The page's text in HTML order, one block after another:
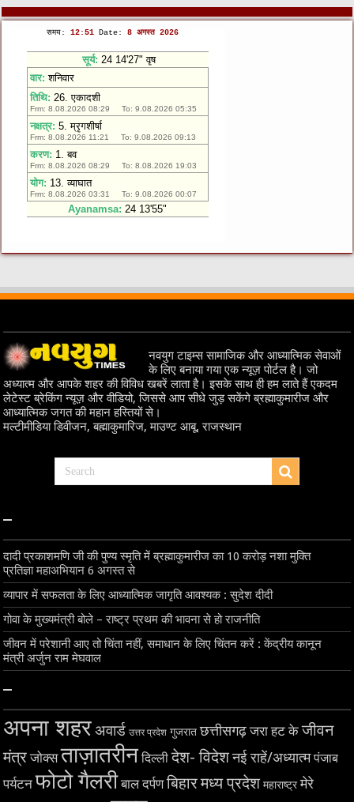
नवयुग टाइम्स सामाजिक और आध्यात्मिक सेवाओं
के लिए बनाया गया एक न्यूज़ पोर्टल है। जो
अध्यात्म और आपके शहर की विविध खबरें लाता है। इसके साथ ही हम लाते हैं एकदम
लेटेस्ट ब्रेकिंग न्यूज़ और वीडियो, जिससे आप सीधे जुड़ सकेंगे ब्रह्माकुमारीज और
आध्यात्मिक जगत की महान हस्तियों से।
मल्टीमीडिया डिवीजन, बह्माकुमारिज, माउण्ट आबू, राजस्थान
–
दादी प्रकाशमणि जी की पुण्य स्मृति में ब्रह्माकुमारीज का 10 करोड़ नशा मुक्ति
प्रतिज्ञा महाअभियान 6 अगस्त से
व्यापार में सफलता के लिए आध्यात्मिक जागृति आवश्यक : सुदेश दीदी
गोवा के मुख्यमंत्री बोले – राष्ट्र प्रथम की भावना से हो राजनीति
जीवन में परेशानी आए तो चिंता नहीं, समाधान के लिए चिंतन करें : केंद्रीय कानून
मंत्री अर्जुन राम मेघवाल
–
अपना शहर अवार्ड उत्तर प्रदेश गुजरात छत्तीसगढ़ जरा हट के जीवन
मंत्र जोक्स ताज़ातरीन दिल्ली देश- विदेशनई राहें/अध्यात्म पंजाब
पर्यटन फोटो गैलरी बाल दर्पण बिहारमध्य प्रदेश महाराष्ट्र मेरे